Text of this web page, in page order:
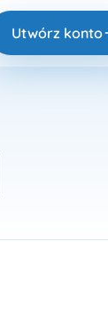
Utwórz konto